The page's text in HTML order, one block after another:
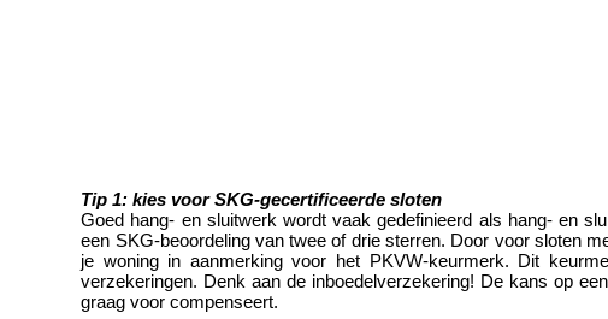
Tip 1: kies voor SKG-gecertificeerde sloten
Goed hang- en sluitwerk wordt vaak gedefinieerd als hang- en
een SKG-beoordeling van twee of drie sterren. Door voor sloten
je woning in aanmerking voor het PKVW-keurmerk. Dit
verzekeringen. Denk aan de inboedelverzekering! De kans op
graag voor compenseert.